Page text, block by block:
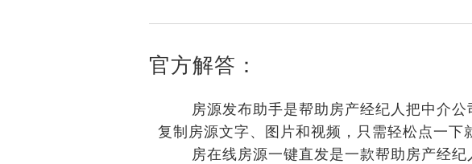
官方解答：
房源发布助手是帮助房产经纪人把中介公
复制房源文字、图片和视频，只需轻松点一下
房在线房源一键直发是一款帮助房产经纪